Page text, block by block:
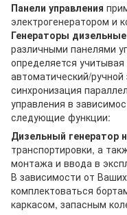
Панели управления
электрогенератором и
Генераторы дизельные
различными панелями
определяется
автоматический/
синхронизация
управления в
следующие функции:
Дизельный генератор
транспортировки, а
монтажа и ввода в
В зависимости от
комплектоваться
каркасом, запасным